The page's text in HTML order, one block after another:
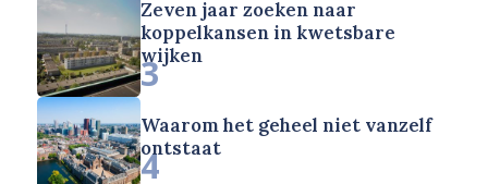
Zeven jaar zoeken naar
koppelkansen in kwetsbare
wijken
3
Waarom het geheel niet vanzelf
ontstaat
4